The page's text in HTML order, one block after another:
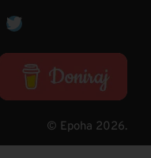
© Epoha 2026.